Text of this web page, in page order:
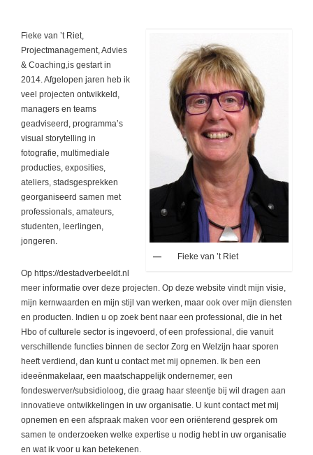
Fieke van ’t Riet
Fieke van ’t Riet,
Projectmanagement, Advies
& Coaching,is gestart in
2014. Afgelopen jaren heb ik
veel projecten ontwikkeld,
managers en teams
geadviseerd, programma’s
visual storytelling in
fotografie, multimediale
producties, exposities,
ateliers, stadsgesprekken
georganiseerd samen met
professionals, amateurs,
studenten, leerlingen,
jongeren.
Op https://destadverbeeldt.nl
meer informatie over deze projecten. Op deze website vindt mijn visie,
mijn kernwaarden en mijn stijl van werken, maar ook over mijn diensten
en producten. Indien u op zoek bent naar een professional, die in het
Hbo of culturele sector is ingevoerd, of een professional, die vanuit
verschillende functies binnen de sector Zorg en Welzijn haar sporen
heeft verdiend, dan kunt u contact met mij opnemen. Ik ben een
ideeënmakelaar, een maatschappelijk ondernemer, een
fondeswerver/subsidioloog, die graag haar steentje bij wil dragen aan
innovatieve ontwikkelingen in uw organisatie. U kunt contact met mij
opnemen en een afspraak maken voor een oriënterend gesprek om
samen te onderzoeken welke expertise u nodig hebt in uw organisatie
en wat ik voor u kan betekenen.